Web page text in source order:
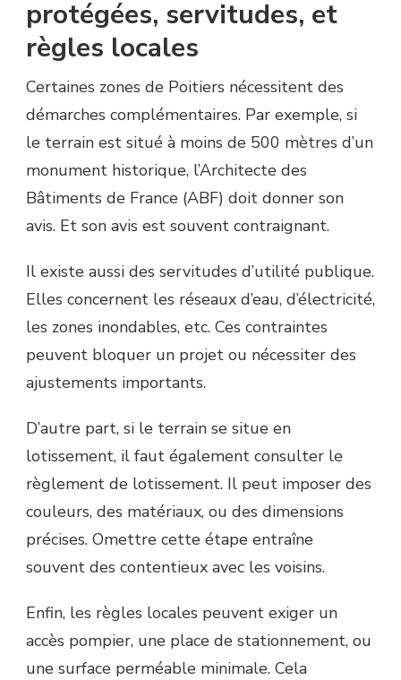
protégées, servitudes, et
règles locales
Certaines zones de Poitiers nécessitent des
démarches complémentaires. Par exemple, si
le terrain est situé à moins de 500 mètres d’un
monument historique, l’Architecte des
Bâtiments de France (ABF) doit donner son
avis. Et son avis est souvent contraignant.
Il existe aussi des servitudes d’utilité publique.
Elles concernent les réseaux d’eau, d’électricité,
les zones inondables, etc. Ces contraintes
peuvent bloquer un projet ou nécessiter des
ajustements importants.
D’autre part, si le terrain se situe en
lotissement, il faut également consulter le
règlement de lotissement. Il peut imposer des
couleurs, des matériaux, ou des dimensions
précises. Omettre cette étape entraîne
souvent des contentieux avec les voisins.
Enfin, les règles locales peuvent exiger un
accès pompier, une place de stationnement, ou
une surface perméable minimale. Cela